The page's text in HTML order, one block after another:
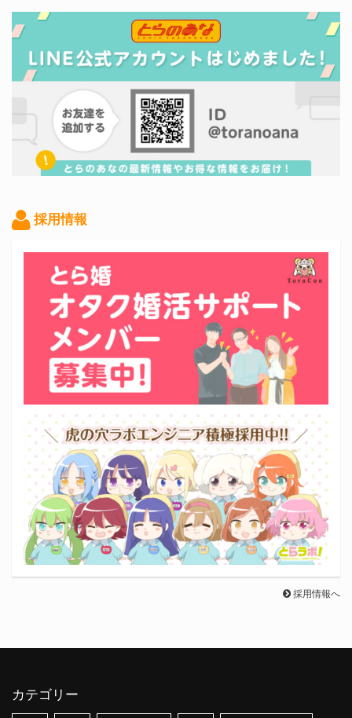
採用情報
採用情報へ
カテゴリー